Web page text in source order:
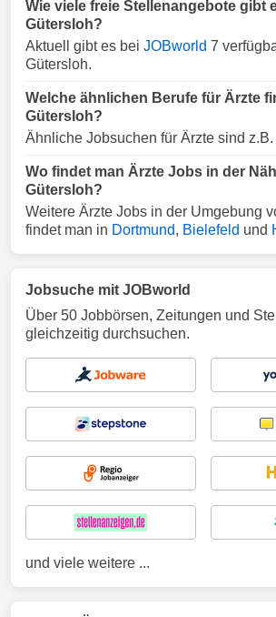
Wie viele freie Stellenangebote gibt
Gütersloh?
Aktuell gibt es bei JOBworld 7
Gütersloh.
Welche ähnlichen Berufe für Ärzte
Gütersloh?
Ähnliche Jobsuchen für Ärzte sind z.B.
Wo findet man Ärzte Jobs in der
Gütersloh?
Weitere Ärzte Jobs in der Umgebung
findet man in Dortmund, Bielefeld und
Jobsuche mit JOBworld
Über 50 Jobbörsen, Zeitungen und
gleichzeitig durchsuchen.
und viele weitere ...